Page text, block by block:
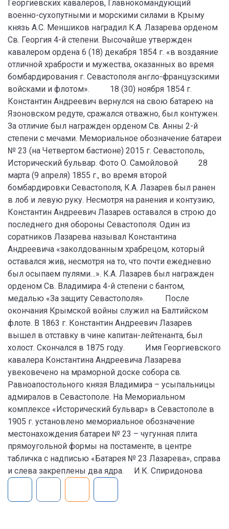
Георгиевских кавалеров, Главнокомандующий
военно-сухопутными и морскими силами в Крыму
князь А.С. Меншиков наградил К.А. Лазарева орденом
Св. Георгия 4-й степени. Высочайше утвержден
кавалером ордена 6 (18) декабря 1854 г. «в воздаяние
отличной храбрости и мужества, оказанных во время
бомбардирования г. Севастополя англо-французскими
войсками и флотом». 18 (30) ноября 1854 г.
Константин Андреевич вернулся на свою батарею на
Язоновском редуте, сражался отважно, был контужен.
За отличие был награжден орденом Св. Анны 2-й
степени с мечами. Мемориальное обозначение батареи
№ 23 (на Четвертом бастионе) 2015 г. Севастополь,
Исторический бульвар. Фото О. Самойловой 28
марта (9 апреля) 1855 г., во время второй
бомбардировки Севастополя, К.А. Лазарев был ранен
в лоб и левую руку. Несмотря на ранения и контузию,
Константин Андреевич Лазарев оставался в строю до
последнего дня обороны Севастополя. Один из
соратников Лазарева называл Константина
Андреевича «заколдованным храбрецом, который
оставался жив, несмотря на то, что почти ежедневно
был осыпаем пулями…». К.А. Лазарев был награжден
орденом Св. Владимира 4-й степени с бантом,
медалью «За защиту Севастополя». После
окончания Крымской войны служил на Балтийском
флоте. В 1863 г. Константин Андреевич Лазарев
вышел в отставку в чине капитан-лейтенанта, был
холост. Скончался в 1875 году. Имя Георгиевского
кавалера Константина Андреевича Лазарева
увековечено на мраморной доске собора св.
Равноапостольного князя Владимира – усыпальницы
адмиралов в Севастополе. На Мемориальном
комплексе «Исторический бульвар» в Севастополе в
1905 г. установлено мемориальное обозначение
местонахождения батареи № 23 – чугунная плита
прямоугольной формы на постаменте, в центре
табличка с надписью «Батарея № 23 Лазарева», справа
и слева закреплены два ядра. И.К. Спиридонова